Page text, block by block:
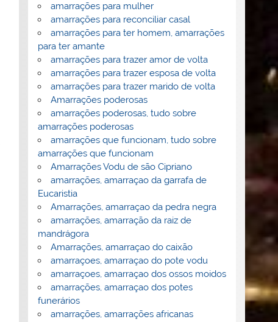
amarrações para mulher
amarrações para reconciliar casal
amarrações para ter homem, amarrações
para ter amante
amarrações para trazer amor de volta
amarrações para trazer esposa de volta
amarrações para trazer marido de volta
Amarrações poderosas
amarrações poderosas, tudo sobre
amarrações poderosas
amarrações que funcionam, tudo sobre
amarrações que funcionam
Amarrações Vodu de são Cipriano
amarrações, amarraçao da garrafa de
Eucaristia
Amarrações, amarraçao da pedra negra
amarrações, amarração da raiz de
mandrágora
Amarrações, amarraçao do caixão
amarraçoes, amarraçao do pote vodu
amarraçoes, amarraçao dos ossos moidos
amarrações, amarraçao dos potes
funerários
amarrações, amarrações africanas